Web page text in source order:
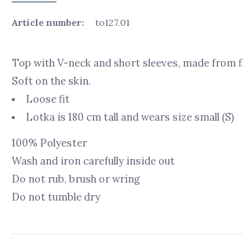
Article number: to127.01
Top with V-neck and short sleeves, made from
Soft on the skin.
Loose fit
Lotka is 180 cm tall and wears size small (S)
100% Polyester
Wash and iron carefully inside out
Do not rub, brush or wring
Do not tumble dry